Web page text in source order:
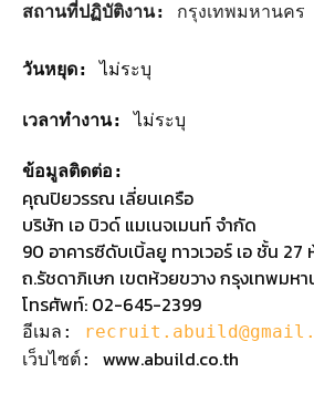
สถานที่ปฏิบัติงาน:
กรุงเทพมหานค
วันหยุด: ไม่ระบุ
เวลาทำงาน:ไม่ระบุ
ข้อมูลติดต่อ:
คุณปิยวรรณ เลี่ยนเครือ
บริษัท เอ บิวด์ แมเนจเมนท์ จำกัด
90 อาคารซีดับเบิ้ลยู ทาวเวอร์ เอ ชั้น 27
ถ.รัชดาภิเษก เขตห้วยขวาง กรุงเทพมหา
โทรศัพท์: 02-645-2399
อีเมล:
เว็บไซต์: www.abuild.co.th